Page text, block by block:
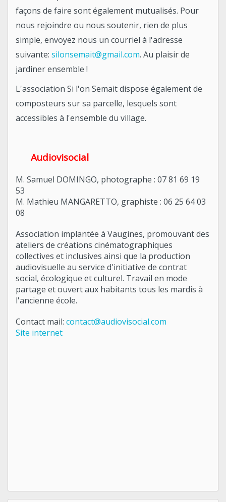
façons de faire sont également mutualisés. Pour
nous rejoindre ou nous soutenir, rien de plus
simple, envoyez nous un courriel à l'adresse
suivante: silonsemait@gmail.com. Au plaisir de
jardiner ensemble !
L'association Si l'on Semait dispose également de
composteurs sur sa parcelle, lesquels sont
accessibles à l'ensemble du village.
Audiovisocial
M. Samuel DOMINGO, photographe : 07 81 69 19
53
M. Mathieu MANGARETTO, graphiste : 06 25 64 03
08
Association implantée à Vaugines, promouvant des
ateliers de créations cinématographiques
collectives et inclusives ainsi que la production
audiovisuelle au service d'initiative de contrat
social, écologique et culturel. Travail en mode
partage et ouvert aux habitants tous les mardis à
l'ancienne école.
Contact mail: contact@audiovisocial.com
Site internet